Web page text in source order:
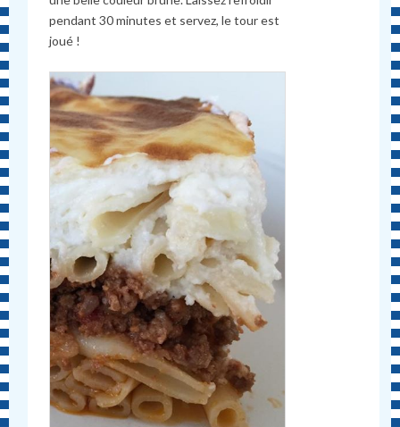
pendant 30 minutes et servez, le tour est
joué !